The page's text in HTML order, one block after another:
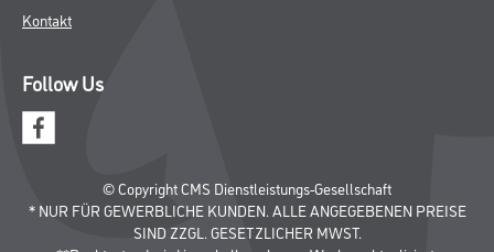
Kontakt
Follow Us
© Copyright CMS Dienstleistungs-Gesellschaft
* NUR FÜR GEWERBLICHE KUNDEN. ALLE ANGEGEBENEN PREISE
SIND ZZGL. GESETZLICHER MWST.